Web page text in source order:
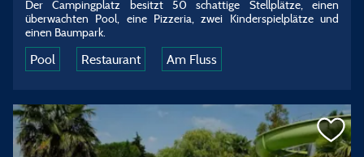
Der Campingplatz besitzt 50 schattige Stellplätze, einen
überwachten Pool, eine Pizzeria, zwei Kinderspielplätze und
einen Baumpark.
Pool Restaurant Am Fluss